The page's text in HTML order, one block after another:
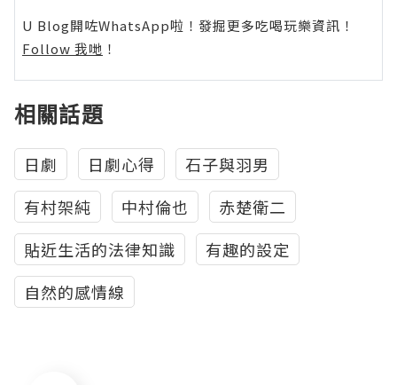
U Blog開咗WhatsApp啦！發掘更多吃喝玩樂資訊！
Follow 我哋 ！
相關話題
日劇 日劇心得
石子與羽男
有村架純
中村倫也
赤楚衛二
貼近生活的法律知識
有趣的設定
自然的感情線